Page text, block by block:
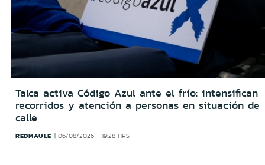
Talca activa Código Azul ante el frío: intensifican
recorridos y atención a personas en situación de
calle
REDMAULE 06/08/2026 - 19:28 HRS